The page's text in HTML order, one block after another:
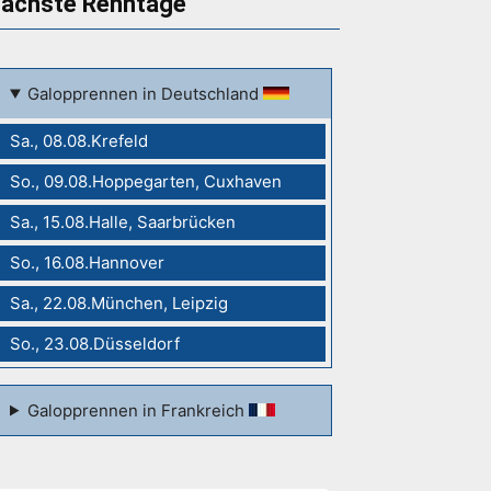
Galopprennen in Deutschland
Sa., 08.08.Krefeld
So., 09.08.Hoppegarten, Cuxhaven
Sa., 15.08.Halle, Saarbrücken
So., 16.08.Hannover
Sa., 22.08.München, Leipzig
So., 23.08.Düsseldorf
Galopprennen in Frankreich